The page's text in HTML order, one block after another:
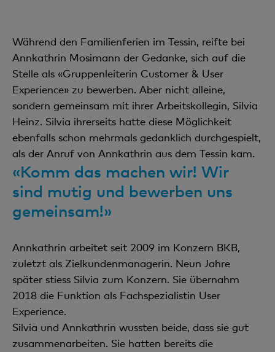
Während den Familienferien im Tessin, reifte bei
Annkathrin Mosimann der Gedanke, sich auf die
Stelle als «Gruppenleiterin Customer & User
Experience» zu bewerben. Aber nicht alleine,
sondern gemeinsam mit ihrer Arbeitskollegin, Silvia
Heinz. Silvia ihrerseits hatte diese Möglichkeit
ebenfalls schon mehrmals gedanklich durchgespielt,
als der Anruf von Annkathrin aus dem Tessin kam.
«Komm das machen wir! Wir
sind mutig und bewerben uns
gemeinsam!»
Annkathrin arbeitet seit 2009 im Konzern BKB,
zuletzt als Zielkundenmanagerin. Neun Jahre
später stiess Silvia zum Konzern. Sie übernahm
2018 die Funktion als Fachspezialistin User
Experience.
Silvia und Annkathrin wussten beide, dass sie gut
zusammenarbeiten. Sie hatten bereits die